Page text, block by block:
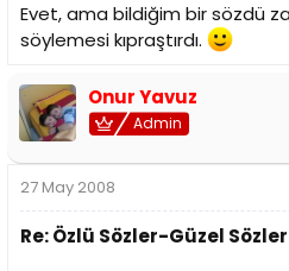
Evet, ama bildiğim bir sözdü
söylemesi kıpraştırdı.
Onur Yavuz
Admin
27 May 2008
Re: Özlü Sözler-Güzel Sözler